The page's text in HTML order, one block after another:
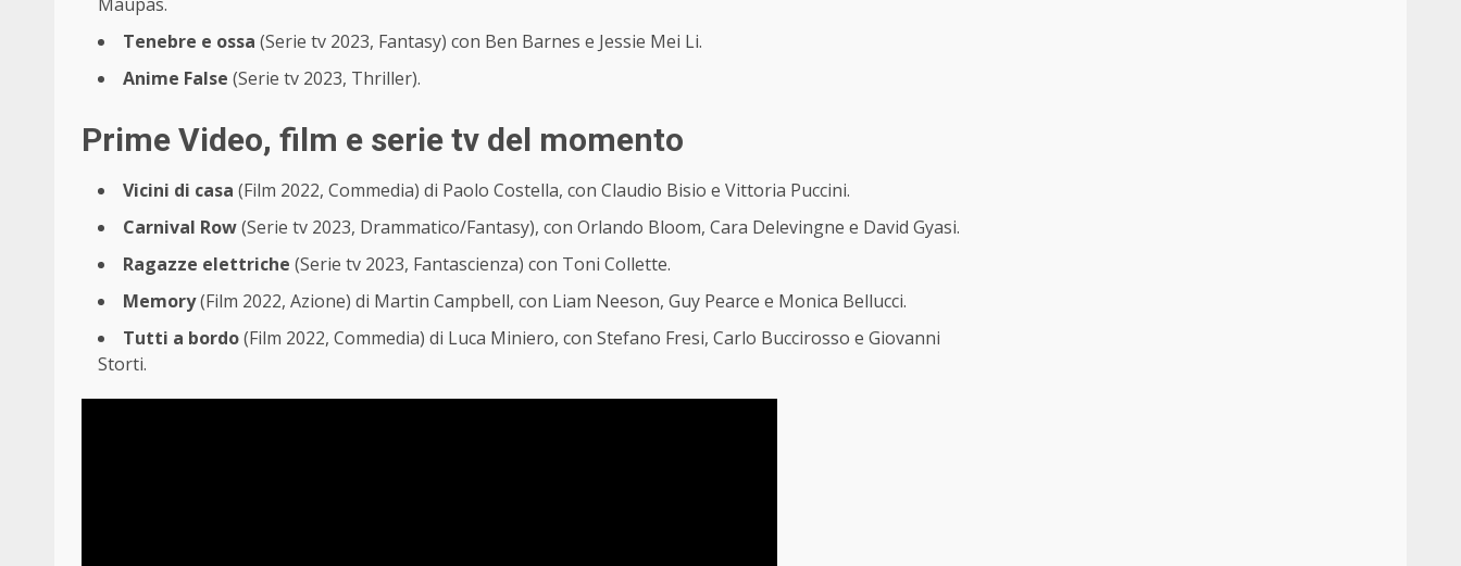
Tenebre e ossa (Serie tv 2023, Fantasy) con Ben Barnes e Jessie Mei Li.
Anime False (Serie tv 2023, Thriller).
Prime Video, film e serie tv del momento
Vicini di casa (Film 2022, Commedia) di Paolo Costella, con Claudio Bisio e Vittoria Puccini.
Carnival Row(Serie tv 2023, Drammatico/Fantasy), con Orlando Bloom, Cara Delevingne e David Gyasi.
Ragazze elettriche (Serie tv 2023, Fantascienza) con Toni Collette.
Memory(Film 2022, Azione) di Martin Campbell, con Liam Neeson, Guy Pearce e Monica Bellucci.
Tutti a bordo(Film 2022, Commedia) di Luca Miniero, con Stefano Fresi, Carlo Buccirosso e Giovanni
Storti.